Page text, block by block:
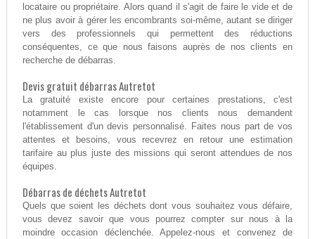
locataire ou propriétaire. Alors quand il s'agit de faire le vide et de
ne plus avoir à gérer les encombrants soi-même, autant se diriger
vers des professionnels qui permettent des réductions
conséquentes, ce que nous faisons auprès de nos clients en
recherche de débarras.
Devis gratuit débarras Autretot
La gratuité existe encore pour certaines prestations, c'est
notamment le cas lorsque nos clients nous demandent
l'établissement d'un devis personnalisé. Faites nous part de vos
attentes et besoins, vous recevrez en retour une estimation
tarifaire au plus juste des missions qui seront attendues de nos
équipes.
Débarras de déchets Autretot
Quels que soient les déchets dont vous souhaitez vous défaire,
vous devez savoir que vous pourrez compter sur nous à la
moindre occasion déclenchée. Appelez-nous et convenez de